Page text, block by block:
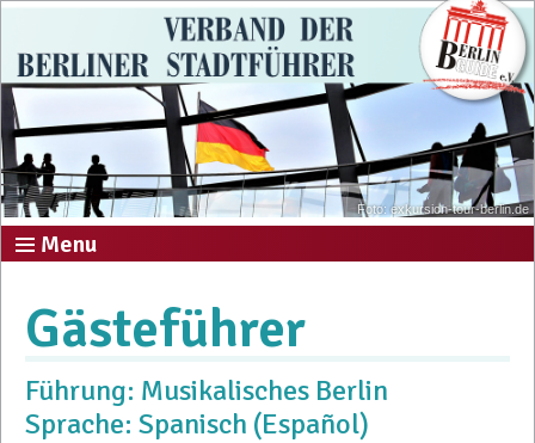
Foto: exkursion-tour-berlin.de
Menu
Gästeführer
Führung: Musikalisches Berlin
Sprache: Spanisch (Español)